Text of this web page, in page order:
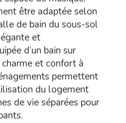
être adaptée selon
de bain du sous-sol
et
d’un bain sur
et confort à
permettent
du logement
de vie séparées pour